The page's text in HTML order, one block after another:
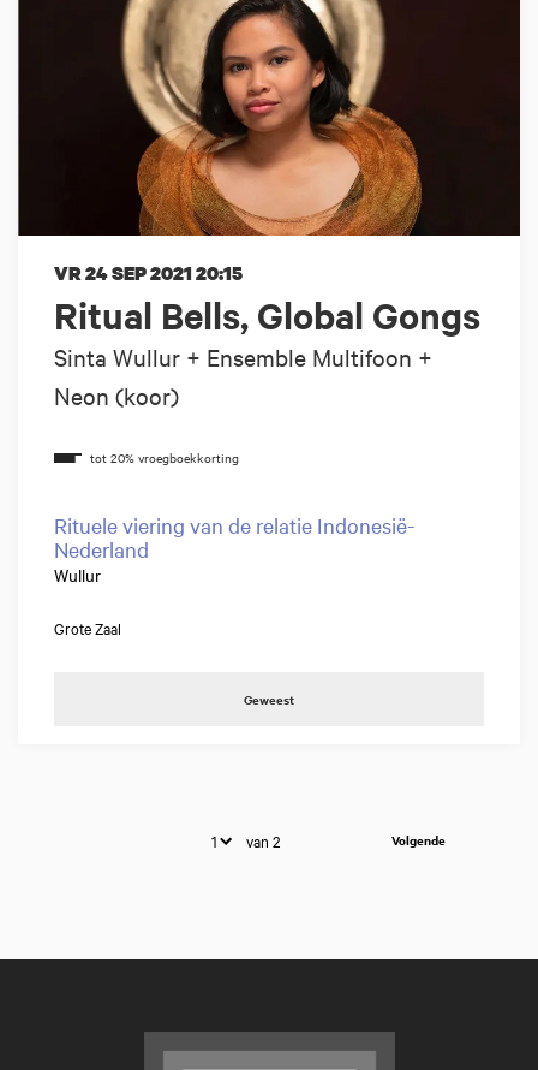
Ritual Bells, Global Gongs
Sinta Wullur + Ensemble Multifoon +
Neon (koor)
VR 24 SEP 202120:15
Rituele viering van de relatie Indonesië-
Nederland
Wullur
Grote Zaal
Geweest
van 2 Volgende